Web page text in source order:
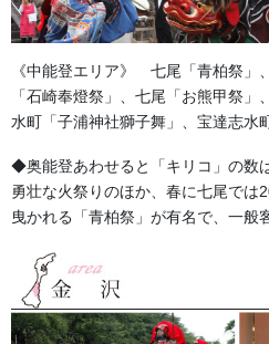
金沢・祭
お祭り衣装・お祭り用品のご相談
伝統行事、お祭りで
076-237-
営業時間 10:00-18:00 〒920-
人形の森佐は12月〜4月末
お問い合
《中能登エリア》 七尾「青柏祭」
「石崎奉燈祭」、七尾「お熊甲祭
水町「子浦神社獅子舞」、宝達志水
◆奥能登あわせると「キリコ」の数
勇壮な火祭りのほか、春に七尾では
曳かれる「青柏祭」が有名で、一般